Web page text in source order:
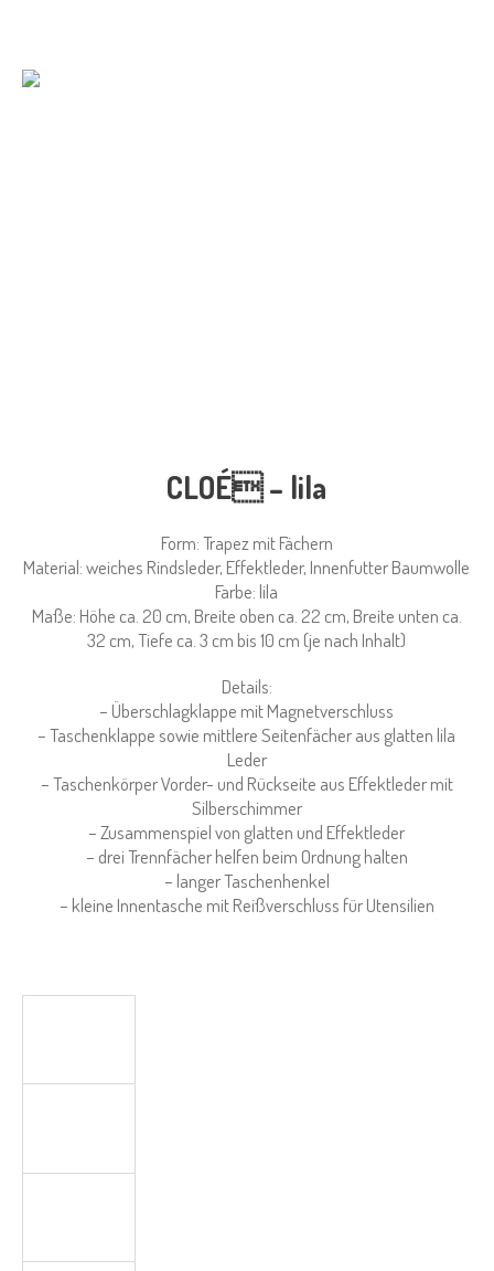
CLOÉ – lila
Form: Trapez mit Fächern
Material: weiches Rindsleder, Effektleder, Innenfutter Baumwolle
Farbe: lila
Maße: Höhe ca. 20 cm, Breite oben ca. 22 cm, Breite unten ca.
32 cm, Tiefe ca. 3 cm bis 10 cm (je nach Inhalt)
Details:
– Überschlagklappe mit Magnetverschluss
– Taschenklappe sowie mittlere Seitenfächer aus glatten lila
Leder
– Taschenkörper Vorder- und Rückseite aus Effektleder mit
Silberschimmer
– Zusammenspiel von glatten und Effektleder
– drei Trennfächer helfen beim Ordnung halten
– langer Taschenhenkel
– kleine Innentasche mit Reißverschluss für Utensilien